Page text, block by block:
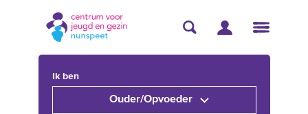
Ik ben
Ouder/Opvoeder